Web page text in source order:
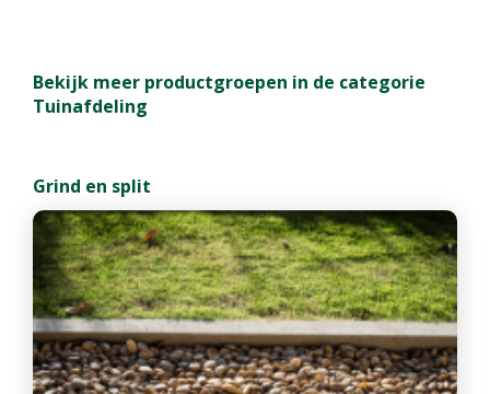
Bekijk meer productgroepen in de categorie
Tuinafdeling
Grind en split